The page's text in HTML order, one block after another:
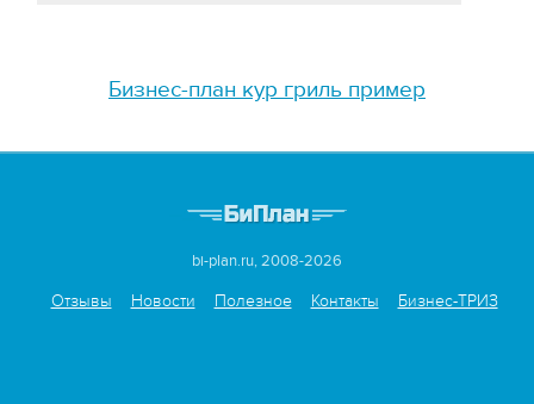
Бизнес-план кур гриль пример
bi-plan.ru, 2008-2026
Отзывы Новости Полезное Контакты Бизнес-ТРИЗ